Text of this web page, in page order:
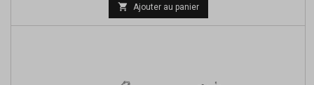
 Ajouter au panier